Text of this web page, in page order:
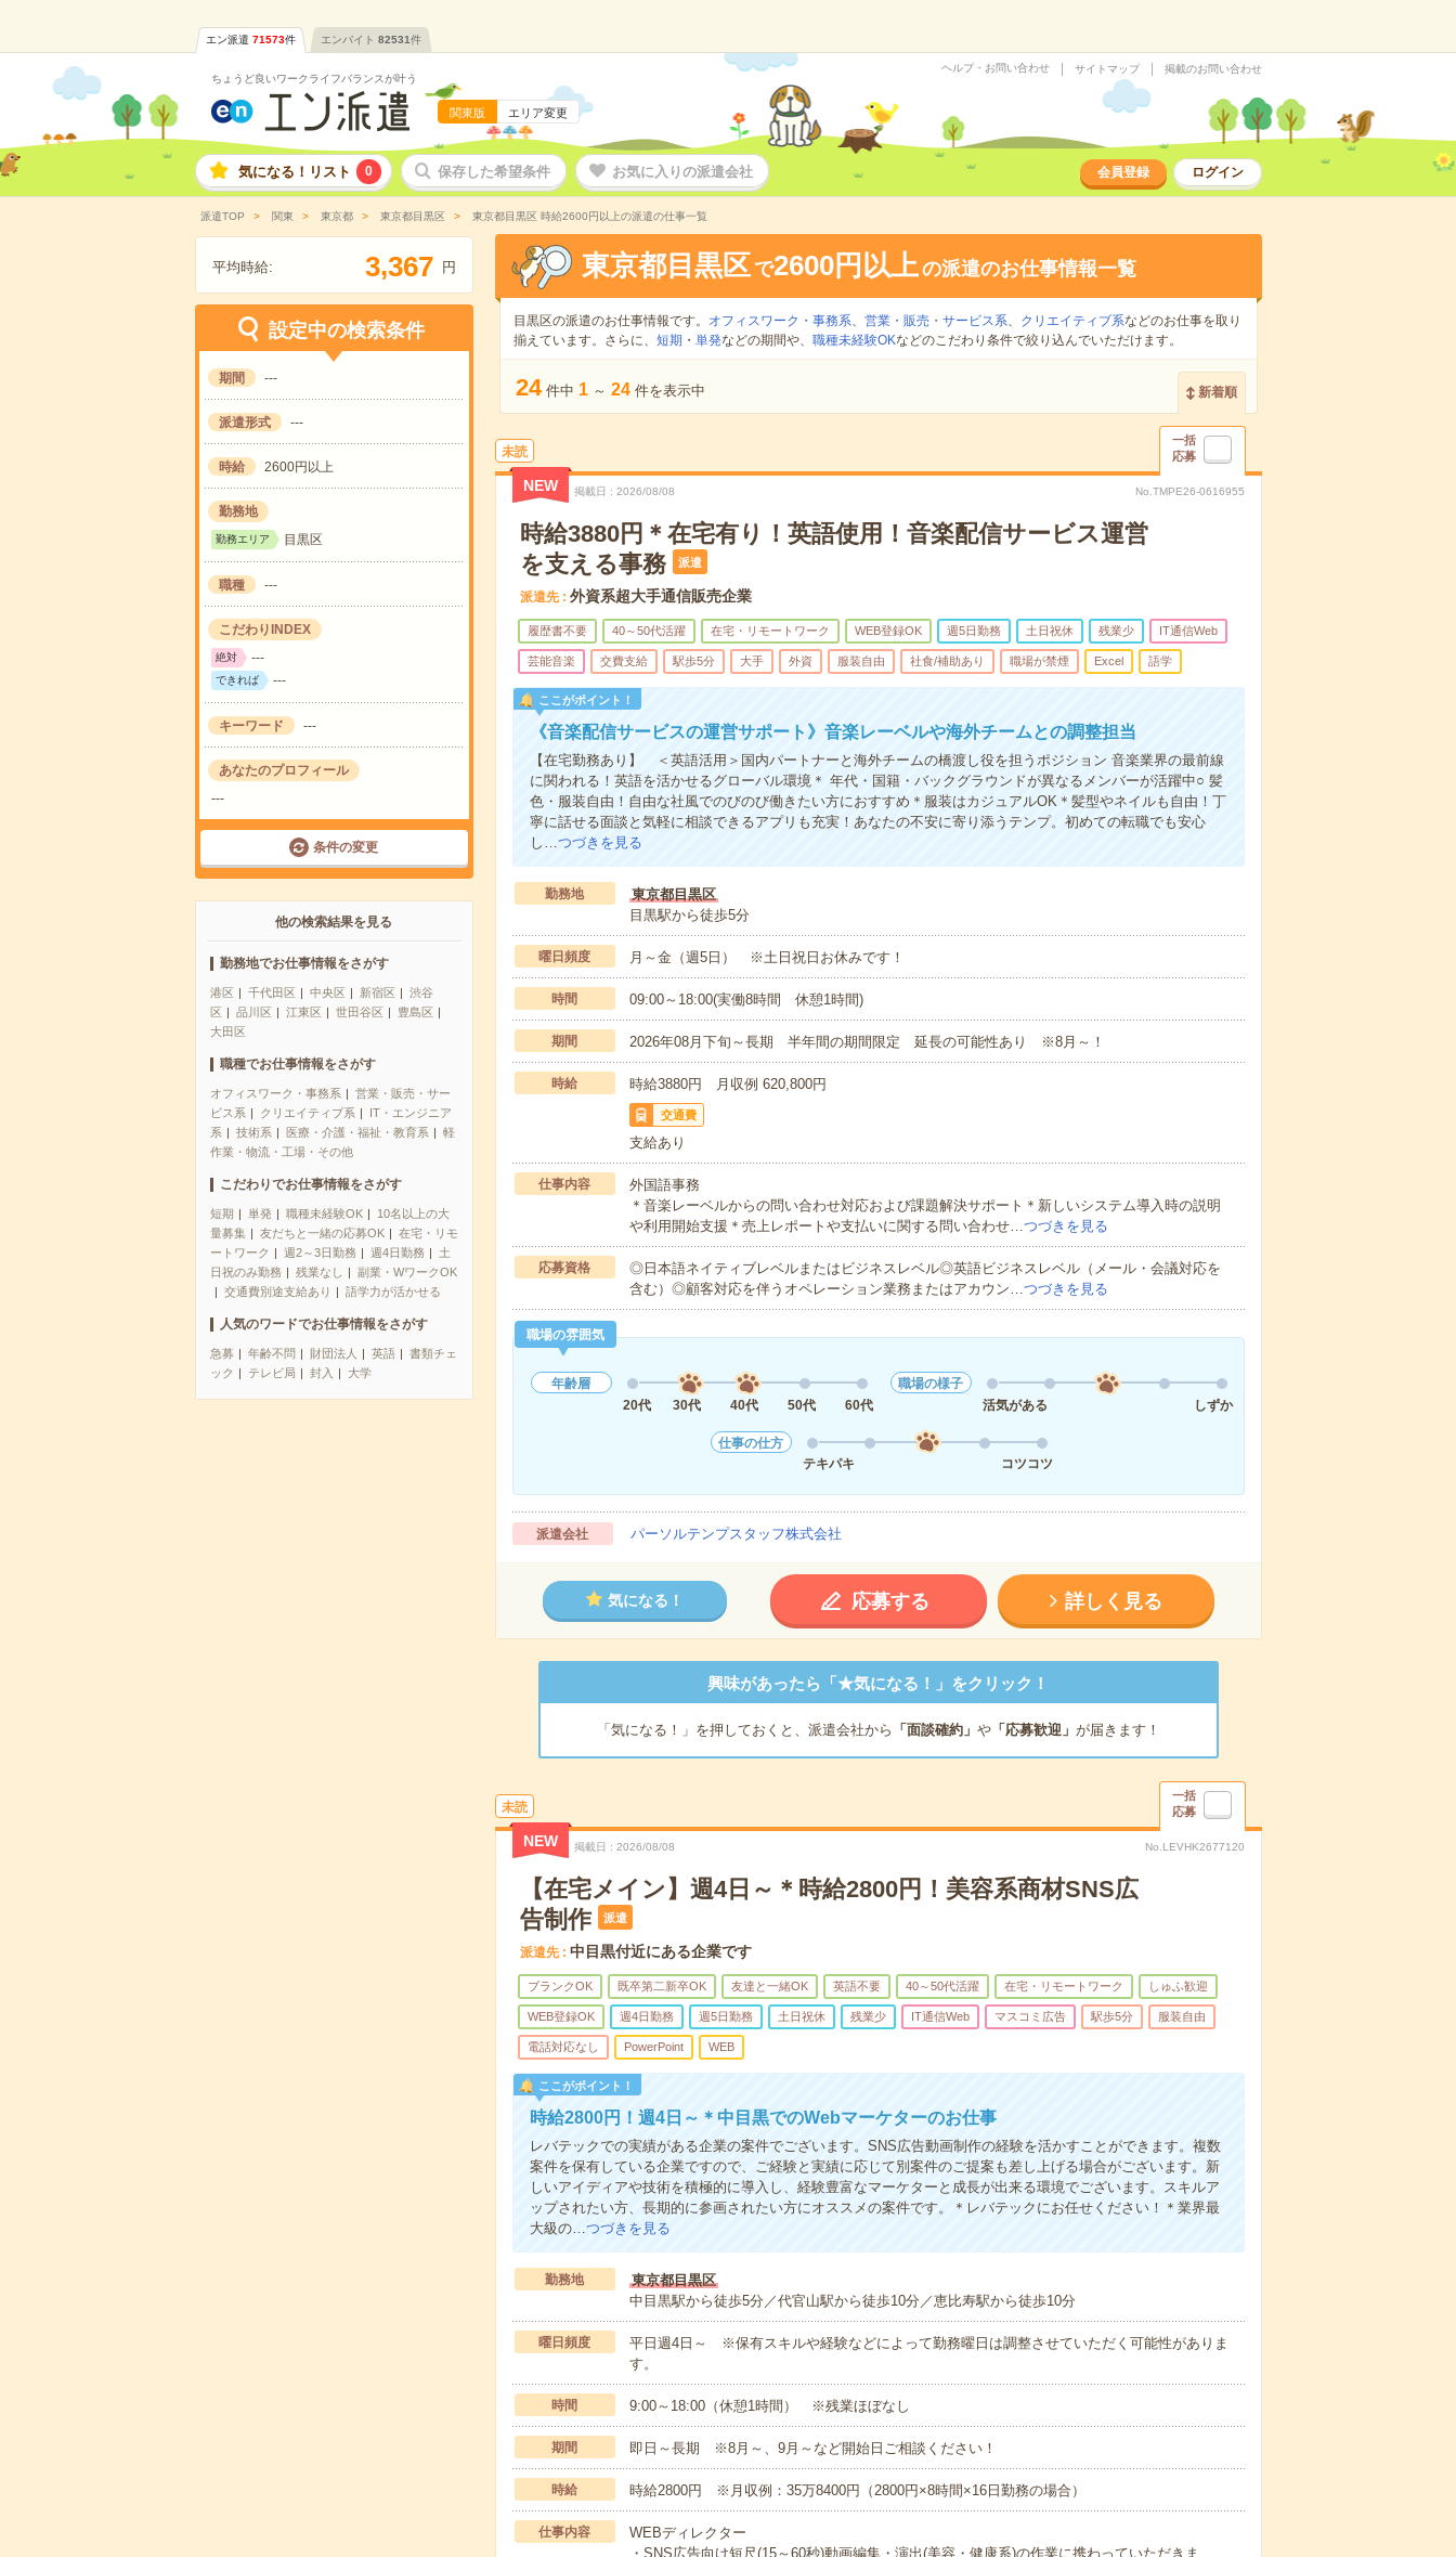
エン派遣 71573件 エンバイト 82531件
ちょうど良いワークライフバランスが叶う
関東版 エリア変更
ヘルプ・お問い合わせ サイトマップ 掲載のお問い合わせ
気になる！リスト 0 保存した希望条件 お気に入りの派遣会社 会員登録 ログイン
派遣TOP 関東 東京都 東京都目黒区 東京都目黒区 時給2600円以上の派遣の仕事一覧
平均時給: 3,367 円
設定中の検索条件
期間 ---
派遣形式 ---
時給 2600円以上
勤務地
勤務エリア 目黒区
職種 ---
こだわりINDEX
絶対 ---
できれば ---
キーワード ---
あなたのプロフィール
---
条件の変更
他の検索結果を見る
勤務地でお仕事情報をさがす
港区 千代田区 中央区 新宿区
渋谷
区
品川区 江東区 世田谷区
豊島区
大田区
職種でお仕事情報をさがす
オフィスワーク・事務系
営業・販売・サー
ビス系
クリエイティブ系
IT・エンジニア
系
技術系 医療・介護・福祉・教育系
軽
作業・物流・工場・その他
こだわりでお仕事情報をさがす
短期 単発 職種未経験OK
10名以上の大
量募集
友だちと一緒の応募OK
在宅・リモ
ートワーク
週2～3日勤務 週4日勤務
土
日祝のみ勤務
残業なし
副業・WワークOK
交通費別途支給あり
語学力が活かせる
人気のワードでお仕事情報をさがす
急募 年齢不問 財団法人 英語
書類チェ
ック
テレビ局 封入 大学
東京都目黒区 で2600円以上の派遣のお仕事情報一覧
目黒区の派遣のお仕事情報です。 オフィスワーク・事務系、 営業・販売・サービス系、 クリエイティブ系などのお仕事を取り
揃えています。さらに、 短期 ・ 単発などの期間や、 職種未経験OKなどのこだわり条件で絞り込んでいただけます。
24 件中 1 ～ 24 件を表示中 新着順
未読
一括
応募
NEW 掲載日 2026/08/08 No.TMPE26-0616955
時給3880円＊在宅有り！英語使用！音楽配信サービス運営
を支える事務
派遣
派遣先 外資系超大手通信販売企業
履歴書不要 40～50代活躍 在宅・リモートワーク WEB登録OK 週5日勤務 土日祝休 残業少 IT通信Web
芸能音楽 交費支給 駅歩5分 大手 外資 服装自由 社食/補助あり 職場が禁煙 Excel 語学
ここがポイント！
《音楽配信サービスの運営サポート》音楽レーベルや海外チームとの調整担当
【在宅勤務あり】 ＜英語活用＞国内パートナーと海外チームの橋渡し役を担うポジション 音楽業界の最前線
に関われる！英語を活かせるグローバル環境＊ 年代・国籍・バックグラウンドが異なるメンバーが活躍中○ 髪
色・服装自由！自由な社風でのびのび働きたい方におすすめ＊服装はカジュアルOK＊髪型やネイルも自由！丁
寧に話せる面談と気軽に相談できるアプリも充実！あなたの不安に寄り添うテンプ。初めての転職でも安心
し…つづきを見る
勤務地
東京都目黒区
目黒駅から徒歩5分
曜日頻度 月～金（週5日） ※土日祝日お休みです！
時間 09:00～18:00(実働8時間 休憩1時間)
期間 2026年08月下旬～長期 半年間の期間限定 延長の可能性あり ※8月～！
時給 時給3880円 月収例 620,800円
交通費
支給あり
仕事内容
外国語事務
＊音楽レーベルからの問い合わせ対応および課題解決サポート＊新しいシステム導入時の説明
や利用開始支援＊売上レポートや支払いに関する問い合わせ…つづきを見る
応募資格
◎日本語ネイティブレベルまたはビジネスレベル◎英語ビジネスレベル（メール・会議対応を
含む）◎顧客対応を伴うオペレーション業務またはアカウン…つづきを見る
職場の雰囲気
年齢層
20代
30代 40代 50代 60代
職場の様子
活気がある
しずか
仕事の仕方
テキパキ
コツコツ
派遣会社 パーソルテンプスタッフ株式会社
気になる！ 応募する 詳しく見る
興味があったら「★気になる！」をクリック！
「気になる！」を押しておくと、派遣会社から 「面談確約」 や「応募歓迎」 が届きます！
未読
一括
応募
NEW 掲載日 2026/08/08 No.LEVHK2677120
【在宅メイン】週4日～＊時給2800円！美容系商材SNS広
告制作
派遣
派遣先 中目黒付近にある企業です
ブランクOK 既卒第二新卒OK 友達と一緒OK 英語不要 40～50代活躍 在宅・リモートワーク しゅふ歓迎
WEB登録OK 週4日勤務 週5日勤務 土日祝休 残業少 IT通信Web マスコミ広告 駅歩5分 服装自由
電話対応なし PowerPoint WEB
ここがポイント！
時給2800円！週4日～＊中目黒でのWebマーケターのお仕事
レバテックでの実績がある企業の案件でございます。SNS広告動画制作の経験を活かすことができます。複数
案件を保有している企業ですので、ご経験と実績に応じて別案件のご提案も差し上げる場合がございます。新
しいアイディアや技術を積極的に導入し、経験豊富なマーケターと成長が出来る環境でございます。スキルア
ップされたい方、長期的に参画されたい方にオススメの案件です。＊レバテックにお任せください！＊業界最
大級の…つづきを見る
勤務地
東京都目黒区
中目黒駅から徒歩5分／代官山駅から徒歩10分／恵比寿駅から徒歩10分
曜日頻度
平日週4日～ ※保有スキルや経験などによって勤務曜日は調整させていただく可能性がありま
す。
時間 9:00～18:00（休憩1時間） ※残業ほぼなし
期間 即日～長期 ※8月～、9月～など開始日ご相談ください！
時給 時給2800円 ※月収例：35万8400円（2800円×8時間×16日勤務の場合）
仕事内容
WEBディレクター
・SNS広告向け短尺(15～60秒)動画編集・演出(美容・健康系)の作業に携わっていただきま